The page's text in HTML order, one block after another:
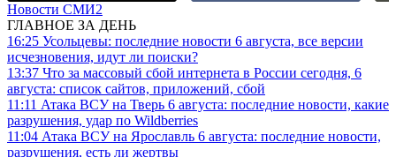
Новости СМИ2
ГЛАВНОЕ ЗА ДЕНЬ
16:25 Усольцевы: последние новости 6 августа, все версии
исчезновения, идут ли поиски?
13:37 Что за массовый сбой интернета в России сегодня, 6
августа: список сайтов, приложений, сбой
11:11 Атака ВСУ на Тверь 6 августа: последние новости, какие
разрушения, удар по Wildberries
11:04 Атака ВСУ на Ярославль 6 августа: последние новости,
разрушения, есть ли жертвы